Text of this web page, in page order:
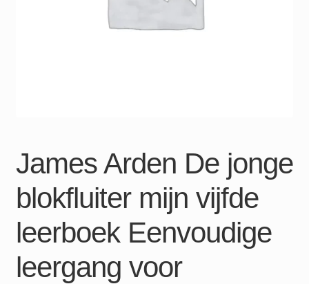
James Arden De jonge
blokfluiter mijn vijfde
leerboek Eenvoudige
leergang voor